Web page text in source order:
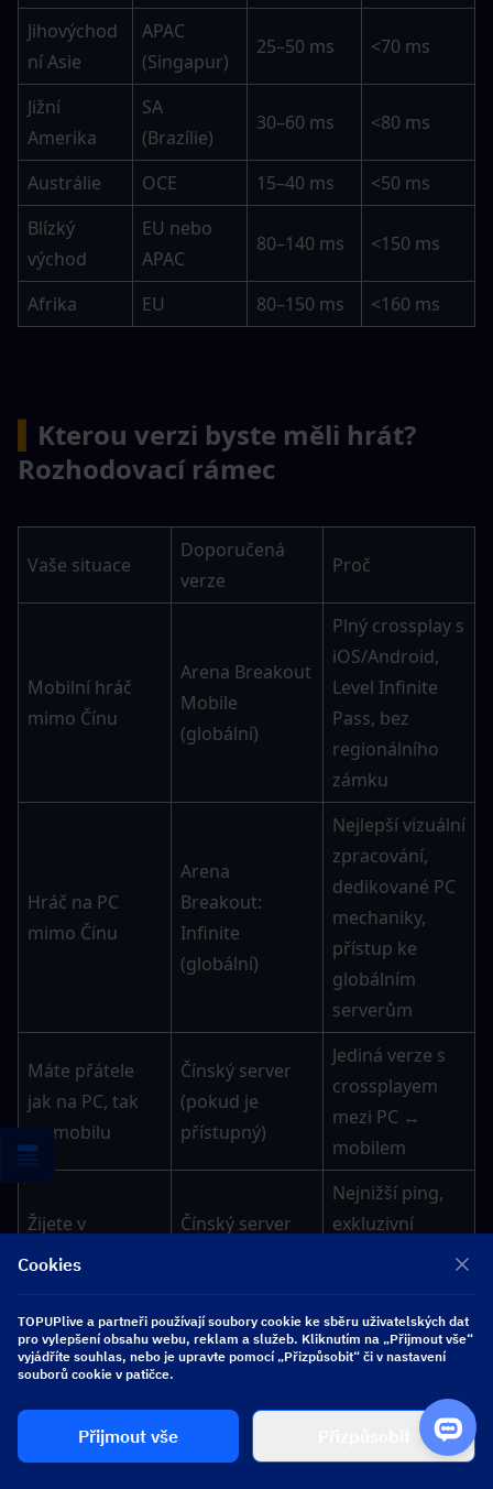
Jihovýchod
ní Asie
APAC
(Singapur)
25–50 ms <70 ms
Jižní
Amerika
SA
(Brazílie)
30–60 ms <80 ms
Austrálie OCE 15–40 ms
<50 ms
Blízký
východ
EU nebo
APAC
80–140 ms <150 ms
Afrika EU 80–150 ms <160 ms
Kterou verzi byste měli hrát?
Rozhodovací rámec
Vaše situace
Doporučená
verze
Proč
Mobilní hráč
mimo Čínu
Arena Breakout
Mobile
(globální)
Plný crossplay s
iOS/Android,
Level Infinite
Pass, bez
regionálního
zámku
Hráč na PC
mimo Čínu
Arena
Breakout:
Infinite
(globální)
Nejlepší vizuální
zpracování,
dedikované PC
mechaniky,
přístup ke
globálním
serverům
Máte přátele
jak na PC, tak
na mobilu
Čínský server
(pokud je
přístupný)
Jediná verze s
crossplayem
mezi PC ↔
mobilem
Žijete v
pevninské Číně
Čínský server
Nejnižší ping,
exkluzivní
obsah, Tencent
Jste v
jihovýchodní
Asii
Globální
platforma)
Servery v
regionu APAC
slušnou latenci;
Cookies
TOPUPlive a partneři používají soubory cookie ke sběru uživatelských dat
pro vylepšení obsahu webu, reklam a služeb. Kliknutím na „Přijmout vše“
vyjádříte souhlas, nebo je upravte pomocí „Přizpůsobit“ či v nastavení
souborů cookie v patičce.
Přijmout vše